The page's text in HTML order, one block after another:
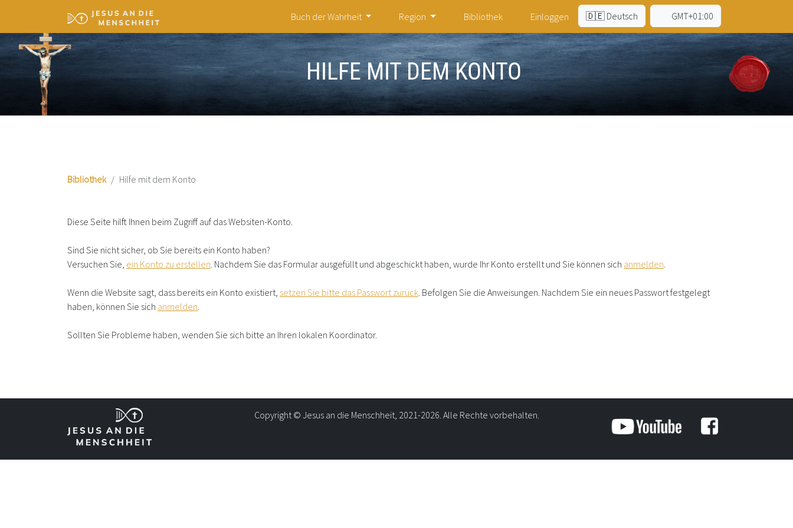
Buch der Wahrheit Region Bibliothek Einloggen 🇩🇪 Deutsch GMT+01:00
HILFE MIT DEM KONTO
Bibliothek Hilfe mit dem Konto
Diese Seite hilft Ihnen beim Zugriff auf das Websiten-Konto.
Sind Sie nicht sicher, ob Sie bereits ein Konto haben?
Versuchen Sie, ein Konto zu erstellen. Nachdem Sie das Formular ausgefüllt und abgeschickt haben, wurde Ihr Konto erstellt und Sie können sich anmelden.
Wenn die Website sagt, dass bereits ein Konto existiert, setzen Sie bitte das Passwort zurück. Befolgen Sie die Anweisungen. Nachdem Sie ein neues Passwort festgelegt
haben, können Sie sich anmelden.
Sollten Sie Probleme haben, wenden Sie sich bitte an Ihren lokalen Koordinator.
Copyright © Jesus an die Menschheit, 2021-2026. Alle Rechte vorbehalten.